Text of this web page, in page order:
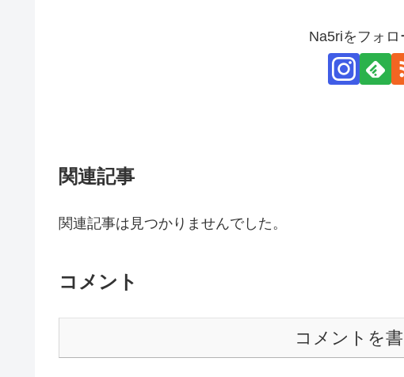
Na5riをフォロ
関連記事
関連記事は見つかりませんでした。
コメント
コメントを